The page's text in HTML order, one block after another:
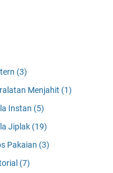
(3)
Menjahit (1)
Instan (5)
Jiplak (19)
Pakaian (3)
(7)